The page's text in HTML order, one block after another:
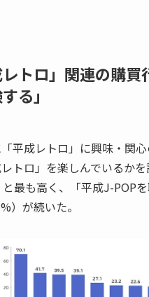
レトロ」関連の購
る」
平成レトロ」に興味・関
レトロ」を楽しんでいるか
最も高く、「平成J-POP
）が続いた。